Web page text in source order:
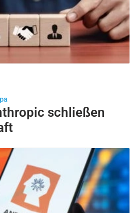
schließen